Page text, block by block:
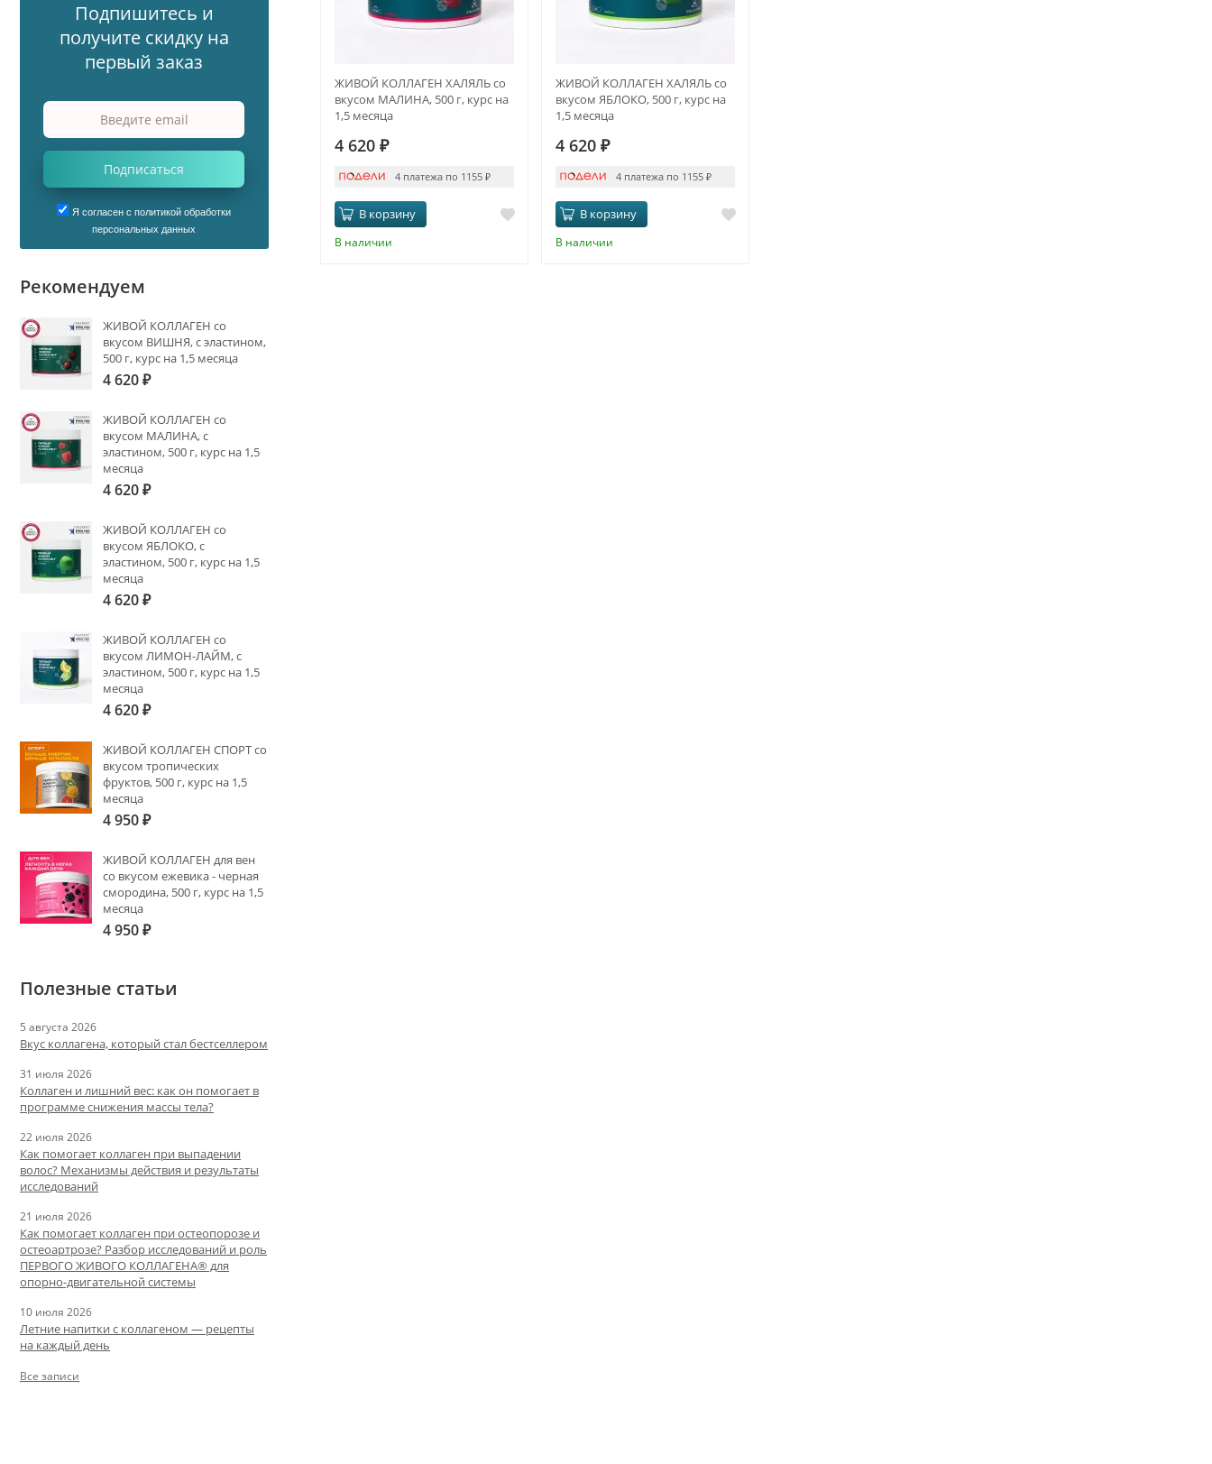
ЖИВОЙ КОЛЛАГЕН ХАЛЯЛЬ со
вкусом МАЛИНА, 500 г, курс на
1,5 месяца
4 620 ₽
4 платежа по 1155₽
В корзину
В наличии
ЖИВОЙ КОЛЛАГЕН ХАЛЯЛЬ со
вкусом ЯБЛОКО, 500 г, курс на
1,5 месяца
4 620 ₽
4 платежа по 1155₽
В корзину
В наличии
Подпишитесь и
получите скидку на
первый заказ
Подписаться
Я согласен с политикой обработки
персональных данных
Рекомендуем
ЖИВОЙ КОЛЛАГЕН со
вкусом ВИШНЯ, с эластином,
500 г, курс на 1,5 месяца
4 620₽
ЖИВОЙ КОЛЛАГЕН со
вкусом МАЛИНА, с
эластином, 500 г, курс на 1,5
месяца
4 620₽
ЖИВОЙ КОЛЛАГЕН со
вкусом ЯБЛОКО, с
эластином, 500 г, курс на 1,5
месяца
4 620₽
ЖИВОЙ КОЛЛАГЕН со
вкусом ЛИМОН-ЛАЙМ, с
эластином, 500 г, курс на 1,5
месяца
4 620₽
ЖИВОЙ КОЛЛАГЕН СПОРТ со
вкусом тропических
фруктов, 500 г, курс на 1,5
месяца
4 950₽
ЖИВОЙ КОЛЛАГЕН для вен
со вкусом ежевика - черная
смородина, 500 г, курс на 1,5
месяца
4 950₽
Полезные статьи
5 августа 2026
Вкус коллагена, который стал бестселлером
31 июля 2026
Коллаген и лишний вес: как он помогает в
программе снижения массы тела?
22 июля 2026
Как помогает коллаген при выпадении
волос? Механизмы действия и результаты
исследований
21 июля 2026
Как помогает коллаген при остеопорозе и
остеоартрозе? Разбор исследований и роль
ПЕРВОГО ЖИВОГО КОЛЛАГЕНА® для
опорно-двигательной системы
10 июля 2026
Летние напитки с коллагеном — рецепты
на каждый день
Все записи